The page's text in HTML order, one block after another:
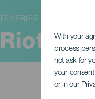
With your
process
not ask for
your
or in our
Riot
TENERIFE